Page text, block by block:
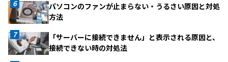
パソコンのファンが止まらない・うるさい原因と対処
方法
「サーバーに接続できません」と表示される原因と、
接続できない時の対処法